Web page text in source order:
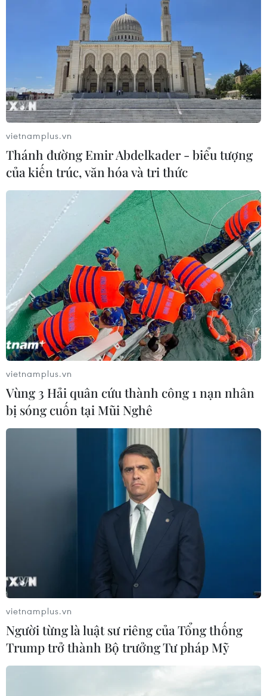
Tỉnh Hồ Bắc cập nhật số ca nhiễm
COVID-19 trong ngày 13/2
14/02/2020 01:20
Các số liệu cập nhật của Hồ Bắc sáng 14/2 cho biết tỉnh
này ghi nhận thêm 4.823 ca nhiễm mới trong ngày 13/2,
trong đó 116 ca tử vong, chủ yếu liên quan đến các bệnh
nhân "được chẩn đoán lâm sàng."
vietnamplus.vn
Thánh đường Emir Abdelkader - biểu tượng
của kiến trúc, văn hóa và tri thức
vietnamplus.vn
Vùng 3 Hải quân cứu thành công 1 nạn nhân
bị sóng cuốn tại Mũi Nghê
vietnamplus.vn
Người từng là luật sư riêng của Tổng thống
Trump trở thành Bộ trưởng Tư pháp Mỹ